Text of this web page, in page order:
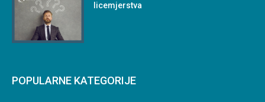
licemjerstva
POPULARNE KATEGORIJE